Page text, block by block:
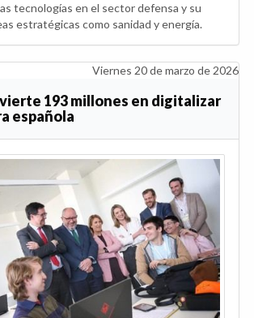
tecnologías en el sector defensa y su
estratégicas como sanidad y energía.
Viernes 20 de marzo de 2026
193 millones en digitalizar
española